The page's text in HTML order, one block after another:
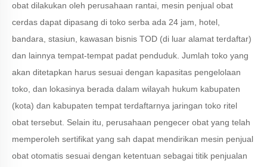
obat dilakukan oleh perusahaan rantai, mesin penjual obat
cerdas dapat dipasang di toko serba ada 24 jam, hotel,
bandara, stasiun, kawasan bisnis TOD (di luar alamat terdaftar)
dan lainnya tempat-tempat padat penduduk. Jumlah toko yang
akan ditetapkan harus sesuai dengan kapasitas pengelolaan
toko, dan lokasinya berada dalam wilayah hukum kabupaten
(kota) dan kabupaten tempat terdaftarnya jaringan toko ritel
obat tersebut. Selain itu, perusahaan pengecer obat yang telah
memperoleh sertifikat yang sah dapat mendirikan mesin penjual
obat otomatis sesuai dengan ketentuan sebagai titik penjualan